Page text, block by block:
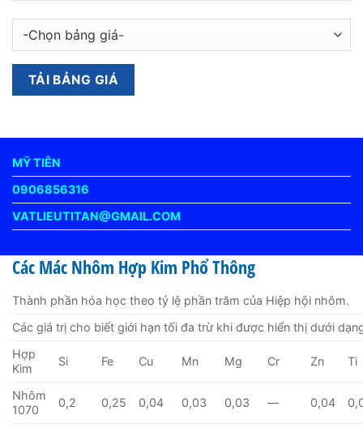
MỸ TIÊN
0906856316
VATLIEUTITAN@GMAIL.COM
Các Mác Nhôm Hợp Kim Phổ Thông
Thành phần hóa học theo tỷ lệ phần trăm của Hiệp hội nhôm.
Các giá trị cho biết giới hạn tối đa trừ khi được hiển thị dưới
Hợp
Kim
Si Fe Cu Mn Mg Cr Zn Ti
Nhôm
1070
0,2 0,25 0,04 0,03 0,03 — 0,04